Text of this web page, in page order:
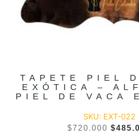
TAPETE PIEL
EXÓTICA –
PIEL DE VACA
SKU: EXT-022
$720.000 $